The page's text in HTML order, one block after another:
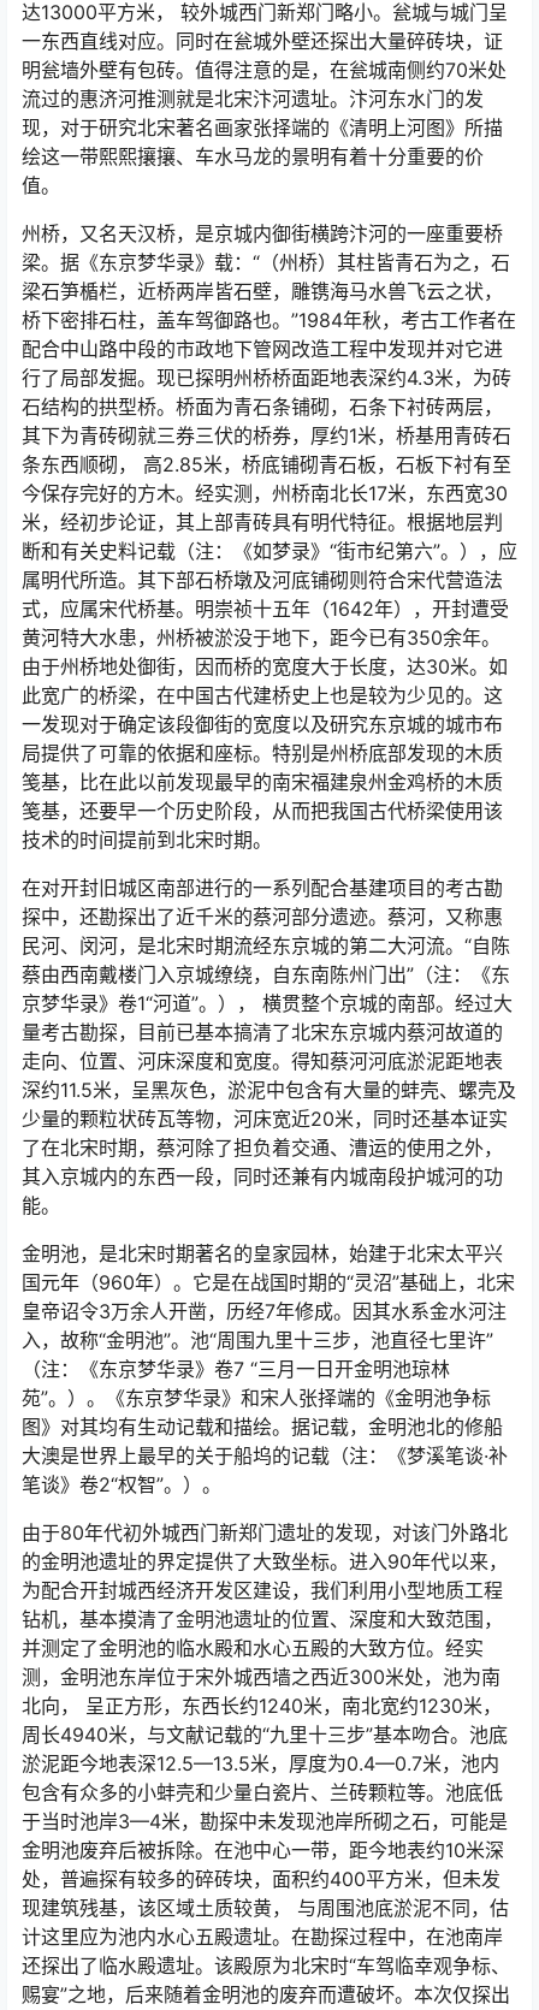
达13000平方米， 较外城西门新郑门略小。瓮城与城门呈
一东西直线对应。同时在瓮城外壁还探出大量碎砖块，证
明瓮墙外壁有包砖。值得注意的是，在瓮城南侧约70米处
流过的惠济河推测就是北宋汴河遗址。汴河东水门的发
现，对于研究北宋著名画家张择端的《清明上河图》所描
绘这一带熙熙攘攘、车水马龙的景明有着十分重要的价
值。
州桥，又名天汉桥，是京城内御街横跨汴河的一座重要桥
梁。据《东京梦华录》载：“（州桥）其柱皆青石为之，石
梁石笋楯栏，近桥两岸皆石壁，雕镌海马水兽飞云之状，
桥下密排石柱，盖车驾御路也。”1984年秋，考古工作者在
配合中山路中段的市政地下管网改造工程中发现并对它进
行了局部发掘。现已探明州桥桥面距地表深约4.3米，为砖
石结构的拱型桥。桥面为青石条铺砌，石条下衬砖两层，
其下为青砖砌就三券三伏的桥券，厚约1米，桥基用青砖石
条东西顺砌， 高2.85米，桥底铺砌青石板，石板下衬有至
今保存完好的方木。经实测，州桥南北长17米，东西宽30
米，经初步论证，其上部青砖具有明代特征。根据地层判
断和有关史料记载（注：《如梦录》“街市纪第六”。），应
属明代所造。其下部石桥墩及河底铺砌则符合宋代营造法
式，应属宋代桥基。明崇祯十五年（1642年），开封遭受
黄河特大水患，州桥被淤没于地下，距今已有350余年。
由于州桥地处御街，因而桥的宽度大于长度，达30米。如
此宽广的桥梁，在中国古代建桥史上也是较为少见的。这
一发现对于确定该段御街的宽度以及研究东京城的城市布
局提供了可靠的依据和座标。特别是州桥底部发现的木质
笺基，比在此以前发现最早的南宋福建泉州金鸡桥的木质
笺基，还要早一个历史阶段，从而把我国古代桥梁使用该
技术的时间提前到北宋时期。
在对开封旧城区南部进行的一系列配合基建项目的考古勘
探中，还勘探出了近千米的蔡河部分遗迹。蔡河，又称惠
民河、闵河，是北宋时期流经东京城的第二大河流。“自陈
蔡由西南戴楼门入京城缭绕，自东南陈州门出”（注：《东
京梦华录》卷1“河道”。）， 横贯整个京城的南部。经过大
量考古勘探，目前已基本搞清了北宋东京城内蔡河故道的
走向、位置、河床深度和宽度。得知蔡河河底淤泥距地表
深约11.5米，呈黑灰色，淤泥中包含有大量的蚌壳、螺壳及
少量的颗粒状砖瓦等物，河床宽近20米，同时还基本证实
了在北宋时期，蔡河除了担负着交通、漕运的使用之外，
其入京城内的东西一段，同时还兼有内城南段护城河的功
能。
金明池，是北宋时期著名的皇家园林，始建于北宋太平兴
国元年（960年）。它是在战国时期的“灵沼”基础上，北宋
皇帝诏令3万余人开凿，历经7年修成。因其水系金水河注
入，故称“金明池”。池“周围九里十三步，池直径七里许”
（注：《东京梦华录》卷7 “三月一日开金明池琼林
苑”。）。《东京梦华录》和宋人张择端的《金明池争标
图》对其均有生动记载和描绘。据记载，金明池北的修船
大澳是世界上最早的关于船坞的记载（注：《梦溪笔谈·补
笔谈》卷2“权智”。）。
由于80年代初外城西门新郑门遗址的发现，对该门外路北
的金明池遗址的界定提供了大致坐标。进入90年代以来，
为配合开封城西经济开发区建设，我们利用小型地质工程
钻机，基本摸清了金明池遗址的位置、深度和大致范围，
并测定了金明池的临水殿和水心五殿的大致方位。经实
测，金明池东岸位于宋外城西墙之西近300米处，池为南
北向， 呈正方形，东西长约1240米，南北宽约1230米，
周长4940米，与文献记载的“九里十三步”基本吻合。池底
淤泥距今地表深12.5—13.5米，厚度为0.4—0.7米，池内
包含有众多的小蚌壳和少量白瓷片、兰砖颗粒等。池底低
于当时池岸3—4米，勘探中未发现池岸所砌之石，可能是
金明池废弃后被拆除。在池中心一带，距今地表约10米深
处，普遍探有较多的碎砖块，面积约400平方米，但未发
现建筑残基，该区域土质较黄， 与周围池底淤泥不同，估
计这里应为池内水心五殿遗址。在勘探过程中，在池南岸
还探出了临水殿遗址。该殿原为北宋时“车驾临幸观争标、
赐宴”之地，后来随着金明池的废弃而遭破坏。本次仅探出